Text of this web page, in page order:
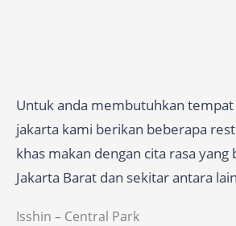
Untuk anda membutuhkan
jakarta kami berikan beberapa
khas makan dengan cita rasa yang
Jakarta Barat dan sekitar antara
Isshin – Central Park